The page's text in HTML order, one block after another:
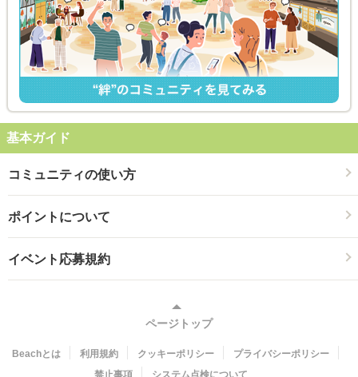
基本ガイド
コミュニティの使い方
ポイントについて
イベント応募規約
ページトップ
Beachとは 利用規約 クッキーポリシー
プライバシーポリシー
禁止事項
システム点検について